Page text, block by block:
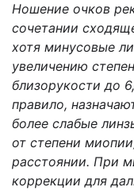
Ношение очков
сочетании
хотя минусовые
увеличению
близорукости до
правило,
более слабые
от степени
расстоянии. При
коррекции для